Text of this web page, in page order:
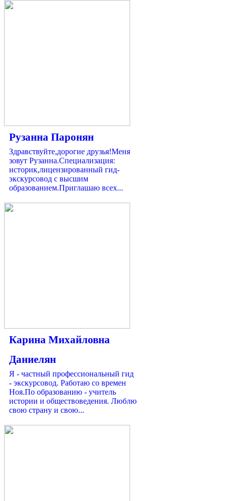
Рузанна Паронян
Здравствуйте,дорогие друзья!Меня
зовут Рузанна.Специализация:
историк,лицензированный гид-
экскурсовод с высшим
образованием.Приглашаю всех...
Карина Михайловна
Даниелян
Я - частный профессиональный гид
- экскурсовод. Работаю со времен
Ноя.По образованию - учитель
истории и обществоведения. Люблю
свою страну и свою...